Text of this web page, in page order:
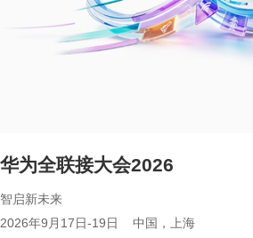
华为全联接大会2026
智启新未来
2026年9月17日-19日 中国，上海